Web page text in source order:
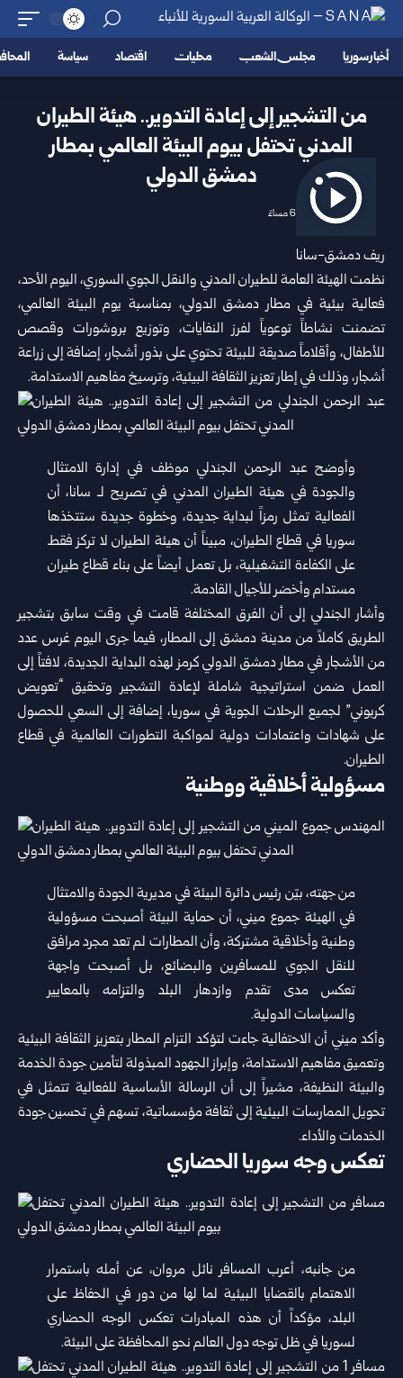
أخبار سوريا مجلس الشعب محليات اقتصاد سياسة
من التشجير إلى إعادة التدوير.. هيئة الطيران
المدني تحتفل بيوم البيئة العالمي بمطار
دمشق الدولي
2026/06/07 6:05 مساءً
ريف دمشق-سانا
نظمتالهيئة العامة للطيران المدني والنقل الجوي السوري، اليوم الأحد،
فعالية بيئية في مطار دمشق الدولي، بمناسبة يوم البيئة العالمي،
تضمنت نشاطاً توعوياً لفرز النفايات، وتوزيع بروشورات وقصص
للأطفال، وأقلاماً صديقة للبيئة تحتوي على بذور أشجار، إضافة إلى زراعة
أشجار، وذلك في إطار تعزيز الثقافة البيئية، وترسيخ مفاهيم الاستدامة.
وأوضح عبد الرحمن الجندلي موظف في إدارة الامتثال
والجودة في هيئة الطيران المدني في تصريح لـ سانا، أن
الفعالية تمثل رمزاً لبداية جديدة، وخطوة جديدة ستتخذها
سوريا في قطاع الطيران، مبيناً أن هيئة الطيران لا تركز فقط
على الكفاءة التشغيلية، بل تعمل أيضاً على بناء قطاع طيران
مستدام وأخضر للأجيال القادمة.
وأشار الجندلي إلى أن الفرق المختلفة قامت في وقت سابق بتشجير
الطريق كاملاً من مدينة دمشق إلى المطار، فيما جرى اليوم غرس عدد
من الأشجار في مطار دمشق الدولي كرمز لهذه البداية الجديدة، لافتاً إلى
العمل ضمن استراتيجية شاملة لإعادة التشجير وتحقيق “تعويض
كربوني” لجميع الرحلات الجوية في سوريا، إضافة إلى السعي للحصول
على شهادات واعتمادات دولية لمواكبة التطورات العالمية في قطاع
الطيران.
مسؤولية أخلاقية ووطنية
من جهته، بيّن رئيس دائرة البيئة في مديرية الجودة والامتثال
في الهيئة جموع ميني، أن حماية البيئة أصبحت مسؤولية
وطنية وأخلاقية مشتركة، وأن المطارات لم تعد مجرد مرافق
للنقل الجوي للمسافرين والبضائع، بل أصبحت واجهة
تعكس مدى تقدم وازدهار البلد والتزامه بالمعايير
والسياسات الدولية.
وأكد ميني أن الاحتفالية جاءت لتؤكد التزام المطار بتعزيز الثقافة البيئية
وتعميق مفاهيم الاستدامة، وإبراز الجهود المبذولة لتأمين جودة الخدمة
والبيئة النظيفة، مشيراً إلى أن الرسالة الأساسية للفعالية تتمثل في
تحويل الممارسات البيئية إلى ثقافة مؤسساتية، تسهم في تحسين جودة
الخدمات والأداء.
تعكس وجه سوريا الحضاري
من جانبه، أعرب المسافر نائل مروان، عن أمله باستمرار
الاهتمام بالقضايا البيئية لما لها من دور في الحفاظ على
البلد، مؤكداً أن هذه المبادرات تعكس الوجه الحضاري
لسوريا في ظل توجه دول العالم نحو المحافظة على البيئة.